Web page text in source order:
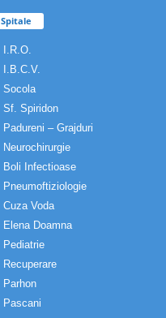
Spitale
I.R.O.
I.B.C.V.
Socola
Sf. Spiridon
Padureni – Grajduri
Neurochirurgie
Boli Infectioase
Pneumoftiziologie
Cuza Voda
Elena Doamna
Pediatrie
Recuperare
Parhon
Pascani